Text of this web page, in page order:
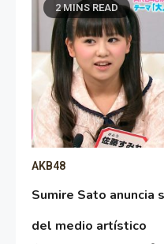
2 MINS READ
AKB48
Sumire Sato anuncia
del medio artístico